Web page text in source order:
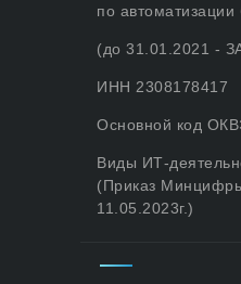
по автоматизации
(до 31.01.2021 -
ИНН 2308178417
Основной код
Виды ИТ-
(Приказ
11.05.2023г.)